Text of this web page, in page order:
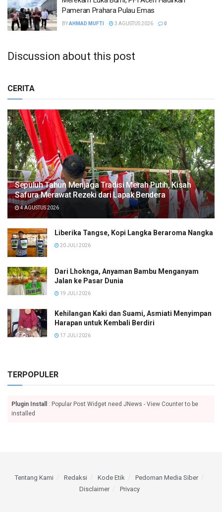
Pameran Prahara Pulau Emas
BYAHMAD MUFTI 3 AGUSTUS 2026 0
Discussion about this post
CERITA
Sepuluh Tahun Menjaga Tradisi Merah Putih, Kisah
Safura Merawat Rezeki dari Lapak Bendera
4 AGUSTUS 2026
Liberika Tangse, Kopi Langka Beraroma Nangka
20 JULI 2026
Dari Lhoknga, Anyaman Bambu Menganyam
Jalan ke Pasar Dunia
19 JULI 2026
Kehilangan Kaki dan Suami, Asmiati Menyimpan
Harapan untuk Kembali Berdiri
17 JULI 2026
TERPOPULER
Plugin Install
: Popular Post Widget need JNews - View Counter to be
installed
Tentang Kami Redaksi Kode Etik
Pedoman Media Siber
Disclaimer
Privacy